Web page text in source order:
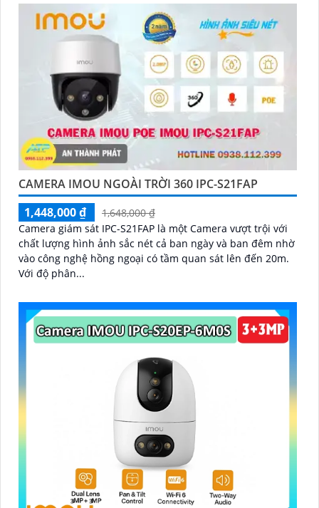
CAMERA IMOU NGOÀI TRỜI 360 IPC-S21FAP
1,448,000 ₫
1,648,000 ₫
Camera giám sát IPC-S21FAP là một Camera vượt trội với
chất lượng hình ảnh sắc nét cả ban ngày và ban đêm nhờ
vào công nghệ hồng ngoại có tầm quan sát lên đến 20m.
Với độ phân...